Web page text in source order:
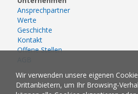
Ansprechpartner
Werte
Geschichte
Kontakt
Offene Stellen
Wir verwenden unsere eigenen
Drittanbietern, um Ihr Browsing-